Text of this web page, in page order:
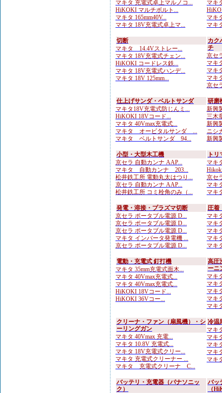
マキタ 充電式卓上マルノコ...
HiKOKI マルチボルト...
マキタ 165mm40V...
マキタ 18V充電式卓上マ...
マキ
マキ
マキ
切断
マキタ 14.4Vストレー...
マキタ 18V充電式チェン...
HiKOKI コードレス鉄...
マキタ 18V充電式ハンデ...
マキタ 18V 125mm...
カク
チ
京セ
マキ
マキ
マキ
京セ
仕上げサンダ・ベルトサンダ
マキタ18V充電式防じんミ...
HiKOKI 18Vコード...
マキタ 40Vmax充電式...
マキタ オービタルサンダ ...
マキタ ベルトサンダ 94...
研磨
新興
三木
新興
ニシ
新興
小型・大型木工機
京セラ 自動カンナ AAP...
マキタ 自動カンナ 203...
松井鉄工所 電動丸太はつり...
京セラ 自動カンナ AAP...
松井鉄工所 コミ栓角のみ（...
ト
マキ
京セ
マキ
マキ
発電・溶接・プラズマ切断
京セラ ポータブル電源 D...
京セラ ポータブル電源 D...
京セラ ポータブル電源 D...
マキタ インバータ発電機 ...
京セラ ポータブル電源 D...
圧着
マキ
マキ
マキ
マキ
マキ
電動・充電式 釘打機
マキタ 35mm充電式面木...
マキタ 40Vmax充電式...
マキタ 40Vmax充電式...
HiKOKI 18Vコード...
HiKOKI 36Vコー...
高圧
ーニ
マキ
マキ
マキ
マキ
マキ
クリーナ・ファン（扇風機）・シ
ーリングガン
マキタ 40Vmax 充電...
マキタ 10.8V 充電式...
マキタ 18V充電式クリー...
マキタ 充電式クリーナー ...
マキタ 充電式クリーナ C...
冷温
マキ
マキ
マキ
マキ
マキ
バッテリ・充電器（パナソニッ
ク）
バッ
（